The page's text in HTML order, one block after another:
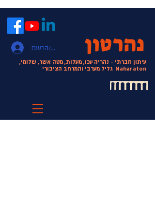
התחבר/הרשם נהרטון
עיתון חברתי - נהריה עכו, מעלות, מטה אשר, שלומי,
גליל מערבי והמרחב הציבוריNaharaton